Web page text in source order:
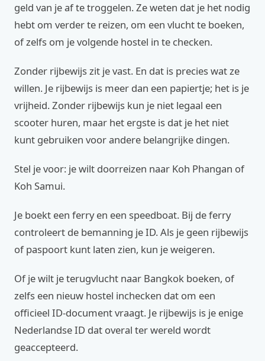
geld van je af te troggelen. Ze weten dat je het nodig
hebt om verder te reizen, om een vlucht te boeken,
of zelfs om je volgende hostel in te checken.
Zonder rijbewijs zit je vast. En dat is precies wat ze
willen. Je rijbewijs is meer dan een papiertje; het is je
vrijheid. Zonder rijbewijs kun je niet legaal een
scooter huren, maar het ergste is dat je het niet
kunt gebruiken voor andere belangrijke dingen.
Stel je voor: je wilt doorreizen naar Koh Phangan of
Koh Samui.
Je boekt een ferry en een speedboat. Bij de ferry
controleert de bemanning je ID. Als je geen rijbewijs
of paspoort kunt laten zien, kun je weigeren.
Of je wilt je terugvlucht naar Bangkok boeken, of
zelfs een nieuw hostel inchecken dat om een
officieel ID-document vraagt. Je rijbewijs is je enige
Nederlandse ID dat overal ter wereld wordt
geaccepteerd.